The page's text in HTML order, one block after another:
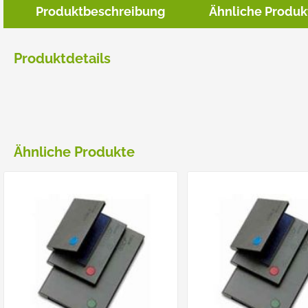
Produktbeschreibung Ähnliche
Produktdetails
Ähnliche Produkte